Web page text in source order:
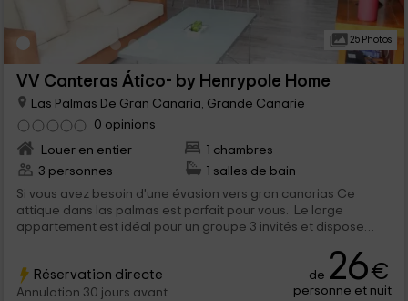
25 Photos
VV Canteras Ático- by Henrypole Home
Las Palmas De Gran Canaria, Grande Canarie
0 opinions
Louer en entier
1 chambres
3 personnes
1 salles de bain
Si vous avez besoin d'une évasion vers gran canarias Ce
attique dans las palmas est parfait pour vous. Le large
appartement est idéal pour un groupe 3 invités et dispose
marcher jusqu'à la plage, vous faire un massage dans un spa à
proximité ou visiter la cathédrale de Santa Ana.
Réservation directe
Annulation 30 jours avant
de 26€
personne et nuit